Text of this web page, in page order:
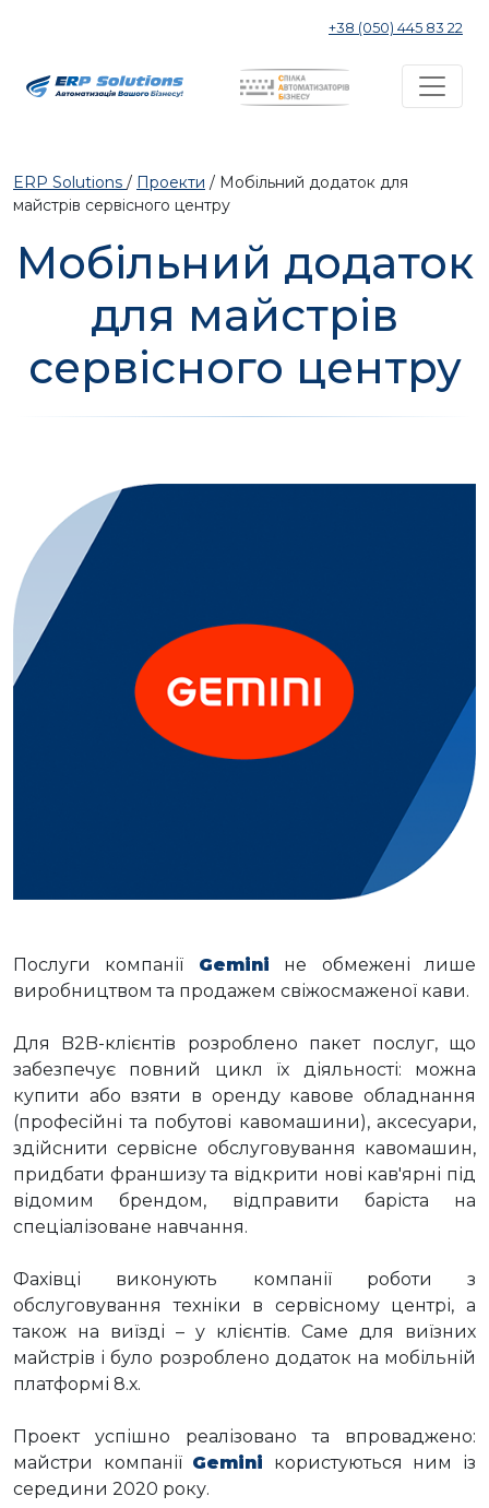
+38 (050) 445 83 22
ERP Solutions / Проекти / Мобільний додаток для
майстрів сервісного центру
Мобільний додаток
для майстрів
сервісного центру
Послуги компанії Gemini не обмежені лише
виробництвом та продажем свіжосмаженої кави.
Для B2B-клієнтів розроблено пакет послуг, що
забезпечує повний цикл їх діяльності: можна
купити або взяти в оренду кавове обладнання
(професійні та побутові кавомашини), аксесуари,
здійснити сервісне обслуговування кавомашин,
придбати франшизу та відкрити нові кав'ярні під
відомим брендом, відправити баріста на
спеціалізоване навчання.
Фахівці виконують компанії роботи з
обслуговування техніки в сервісному центрі, а
також на виїзді – у клієнтів. Саме для виїзних
майстрів і було розроблено додаток на мобільній
платформі 8.х.
Проект успішно реалізовано та впроваджено:
майстри компанії Gemini користуються ним із
середини 2020 року.